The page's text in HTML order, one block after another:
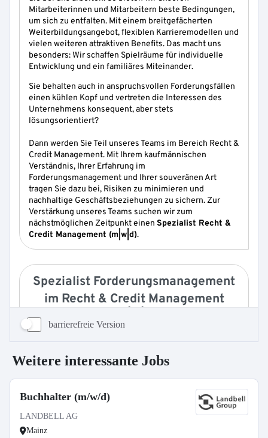
barrierefreie Version
Weitere interessante Jobs
Buchhalter (m/w/d)
LANDBELL AG
Mainz